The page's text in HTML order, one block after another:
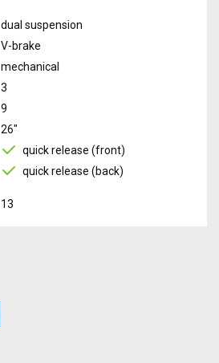
dual suspension
V-brake
mechanical
3
9
26"
quick release (front)
quick release (back)
13